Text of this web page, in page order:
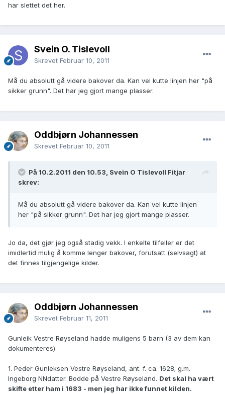
har slettet det her.
Svein O. Tislevoll
Skrevet Februar 10, 2011
Må du absolutt gå videre bakover da. Kan vel kutte linjen her "på
sikker grunn". Det har jeg gjort mange plasser.
Oddbjørn Johannessen
Skrevet Februar 10, 2011
På 10.2.2011 den 10.53, Svein O Tislevoll Fitjar
skrev:
Må du absolutt gå videre bakover da. Kan vel kutte linjen
her "på sikker grunn". Det har jeg gjort mange plasser.
Jo da, det gjør jeg også stadig vekk. I enkelte tilfeller er det
imidlertid mulig å komme lenger bakover, forutsatt (selvsagt) at
det finnes tilgjengelige kilder.
Oddbjørn Johannessen
Skrevet Februar 11, 2011
Gunleik Vestre Røyseland hadde muligens 5 barn (3 av dem kan
dokumenteres):
1. Peder Gunleksen Vestre Røyseland, ant. f. ca. 1628; g.m.
Ingeborg NNdatter. Bodde på Vestre Røyseland. Det skal ha vært
skifte etter ham i 1683 - men jeg har ikke funnet kilden.